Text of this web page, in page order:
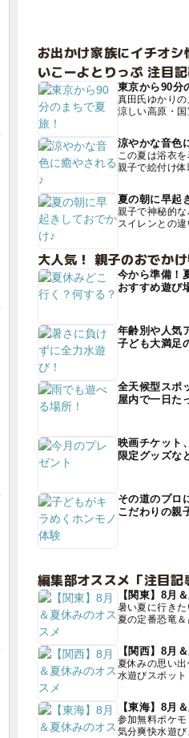
お出かけ家族にイチオシ
いこーよとりっぷ 注目
東京から90分
真田氏ゆかり
涼しい高原・
涼やかな音色
この夏は浴衣
親子で絵付け
夏の朝に早起
親子で神秘的
スイレンとの
大人気！ 親子のおでか
今から準備！
おすすめ遊び
年齢別や人気
子ども大満足
全天候型スポ
屋内で一日た
映画チケット
限定グッズな
その道のプロ
こだわりの親
編集部オススメ「注目記
【関東】8月
暑い夏に行き
夏の定番恐竜＆
【関西】8月
夏休みの思い
水遊びスポッ
【東海】8月
参加無料ポケ
気分爽快水遊び